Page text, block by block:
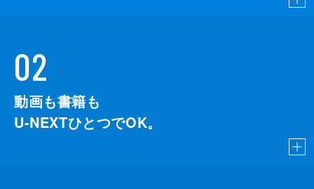
02
動画も書籍も
U-NEXTひとつでOK。